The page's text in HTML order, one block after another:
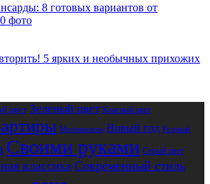
8 готовых вариантов от
фото
5 ярких и необычных прихожих
цвет Зеленый цвет Красный цвет
Минимализм Новый год Розовый
Своими руками Серый цвет
классика Современный стиль